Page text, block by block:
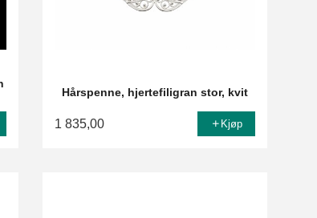
Hårspenne, hjertefiligran stor, kvit
1 835,00 Kjøp